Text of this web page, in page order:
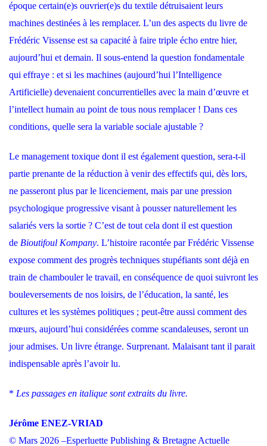
époque certain(e)s ouvrier(e)s du textile détruisaient leurs
machines destinées à les remplacer. L’un des aspects du livre de
Frédéric Vissense est sa capacité à faire triple écho entre hier,
aujourd’hui et demain. Il sous-entend la question fondamentale
qui effraye : et si les machines (aujourd’hui l’Intelligence
Artificielle) devenaient concurrentielles avec la main d’œuvre et
l’intellect humain au point de tous nous remplacer ! Dans ces
conditions, quelle sera la variable sociale ajustable ?
Le management toxique dont il est également question, sera-t-il
partie prenante de la réduction à venir des effectifs qui, dès lors,
ne passeront plus par le licenciement, mais par une pression
psychologique progressive visant à pousser naturellement les
salariés vers la sortie ? C’est de tout cela dont il est question
de Bioutifoul Kompany. L’histoire racontée par Frédéric Vissense
expose comment des progrès techniques stupéfiants sont déjà en
train de chambouler le travail, en conséquence de quoi suivront les
bouleversements de nos loisirs, de l’éducation, la santé, les
cultures et les systèmes politiques ; peut-être aussi comment des
mœurs, aujourd’hui considérées comme scandaleuses, seront un
jour admises. Un livre étrange. Surprenant. Malaisant tant il parait
indispensable après l’avoir lu.
* Les passages en italique sont extraits du livre.
Jérôme ENEZ-VRIAD
© Mars 2026 –Esperluette Publishing & Bretagne Actuelle